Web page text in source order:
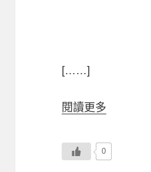
[……]
閱讀更多
0